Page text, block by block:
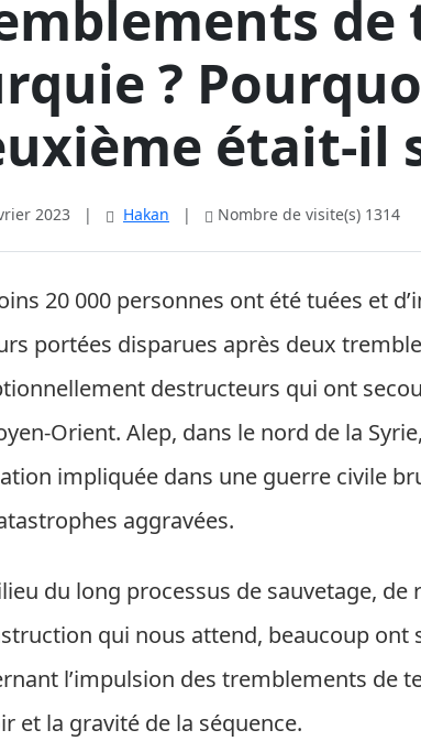
de
?
était-il
2023 | Hakan | Nombre de visite(s) 1314
20 000 personnes ont été tuées et
portées disparues après deux
destructeurs qui ont
Orient. Alep, dans le nord de la
impliquée dans une guerre civile
aggravées.
du long processus de sauvetage, de
qui nous attend, beaucoup ont
l’impulsion des tremblements de
et la gravité de la séquence.